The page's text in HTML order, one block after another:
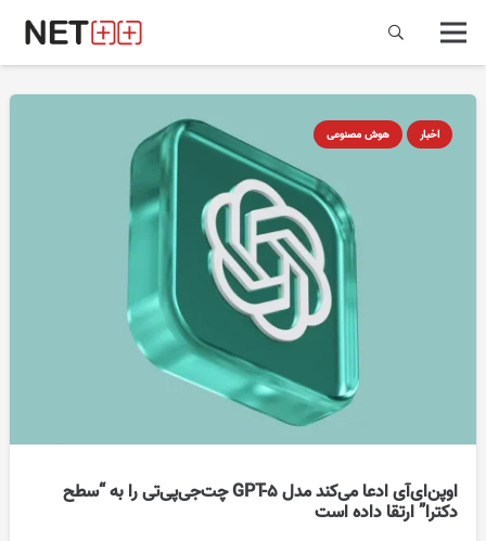
اخبار هوش مصنوعی
اوپن‌ای‌آی ادعا می‌کند مدل GPT-5 چت‌جی‌پی‌تی را به “سطح
دکترا” ارتقا داده است